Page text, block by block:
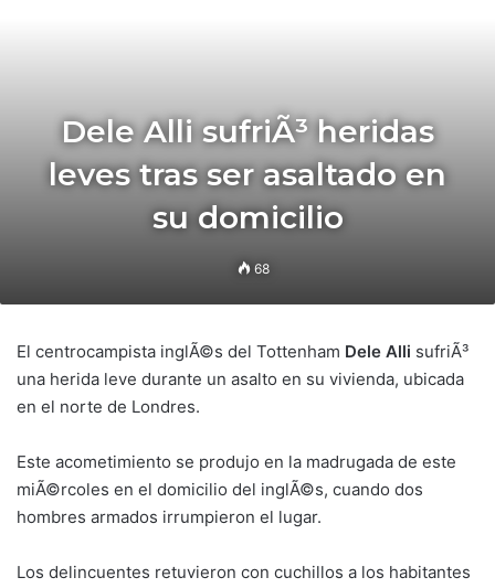
Dele Alli sufriÃ³ heridas
leves tras ser asaltado en
su domicilio
68
El centrocampista inglÃ©s del Tottenham Dele Alli sufriÃ³
una herida leve durante un asalto en su vivienda, ubicada
en el norte de Londres.
Este acometimiento se produjo en la madrugada de este
miÃ©rcoles en el domicilio del inglÃ©s, cuando dos
hombres armados irrumpieron el lugar.
Los delincuentes retuvieron con cuchillos a los habitantes